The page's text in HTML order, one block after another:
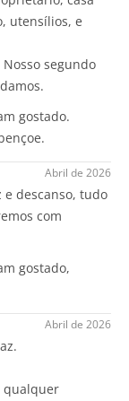
utensílios, e
segundo
gostado.
Abril de 2026
descanso, tudo
com
gostado,
Abril de 2026
qualquer